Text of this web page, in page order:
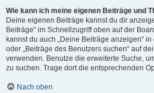
Wie kann ich meine eigenen Beiträge und
Deine eigenen Beiträge kannst du dir
Beiträge“ im Schnellzugriff oben auf der
kannst du auch „Deine Beiträge anzeigen“
oder „Beiträge des Benutzers suchen“ auf
verwenden. Benutze die erweiterte Suche,
zu suchen. Trage dort die entsprechenden
Nach oben